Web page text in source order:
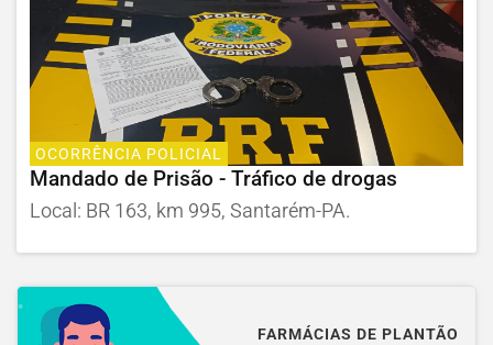
OCORRÊNCIA POLICIAL
Mandado de Prisão - Tráfico de drogas
Local: BR 163, km 995, Santarém-PA.
FARMÁCIAS DE PLANTÃO